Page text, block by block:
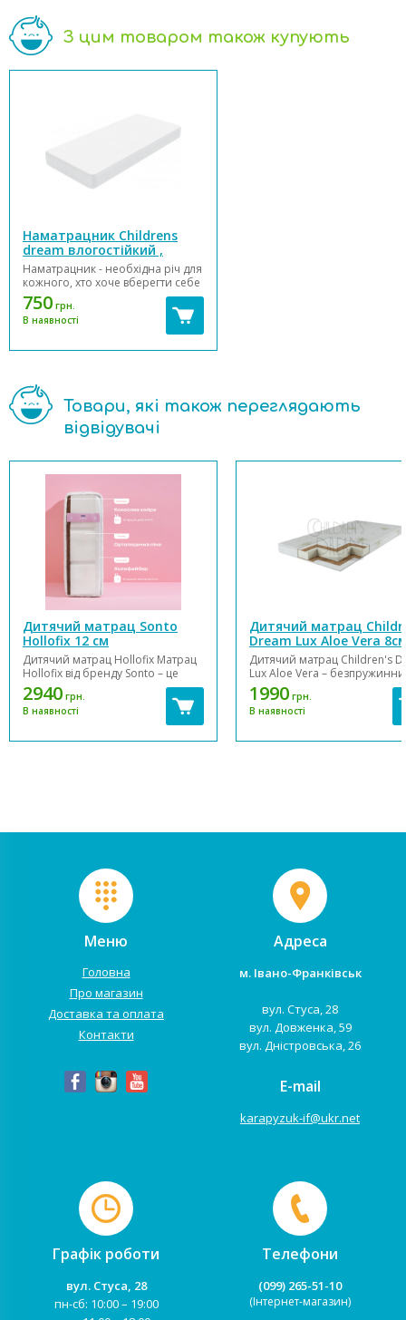
З цим товаром також купують
Наматрацник Сhildrens
dream влогостійкий ,
натяжний
Наматрацник - необхідна річ для
кожного, хто хоче вберегти себе
від зайвих турбот. Наматрацник
відмінно захищає матрац від
оточуючих проблем, таких як
вода, бруд і пил. За рахунок
вологостійкого матеріалу - наш
750 грн.
В наявності
Товари, які також переглядають
відвідувачі
Дитячий матрац Sonto
Hollofix 12 см
Дитячий матрац Hollofix Матрац
Hollofix від бренду Sonto – це
гіпоалергенний, двосторонній
матрац, який враховує
особливості формування
малюків від 0 до 4 років.
2940 грн.
В наявності
Дитячий матрац
Dream Lux Aloe Vera
Дитячий матрац Children's
Lux Aloe Vera –
дитячий матрац з подвійним
кокосовим матом. Завдяки
екологічним компонентам
матрацу можна бути
у безпеці сну Вашого
1990 грн.
В наявності
Меню
Головна
Про магазин
Доставка та оплата
Контакти
Адреса
м. Івано-Франківськ
вул. Стуса, 28
вул. Довженка, 59
вул. Дністровська, 26
E-mail
karapyzuk-if@ukr.net
Графік роботи
вул. Стуса, 28
пн-сб: 10:00 – 19:00
Телефони
(099) 265-51-10
(Інтернет-магазин)